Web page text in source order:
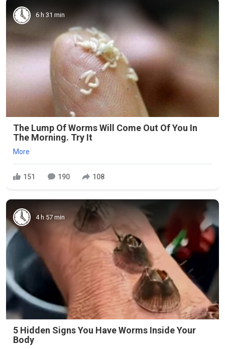
6 h 31 min
The Lump Of Worms Will Come Out Of You In
The Morning. Try It
More
151 190 108
4 h 57 min
5 Hidden Signs You Have Worms Inside Your
Body